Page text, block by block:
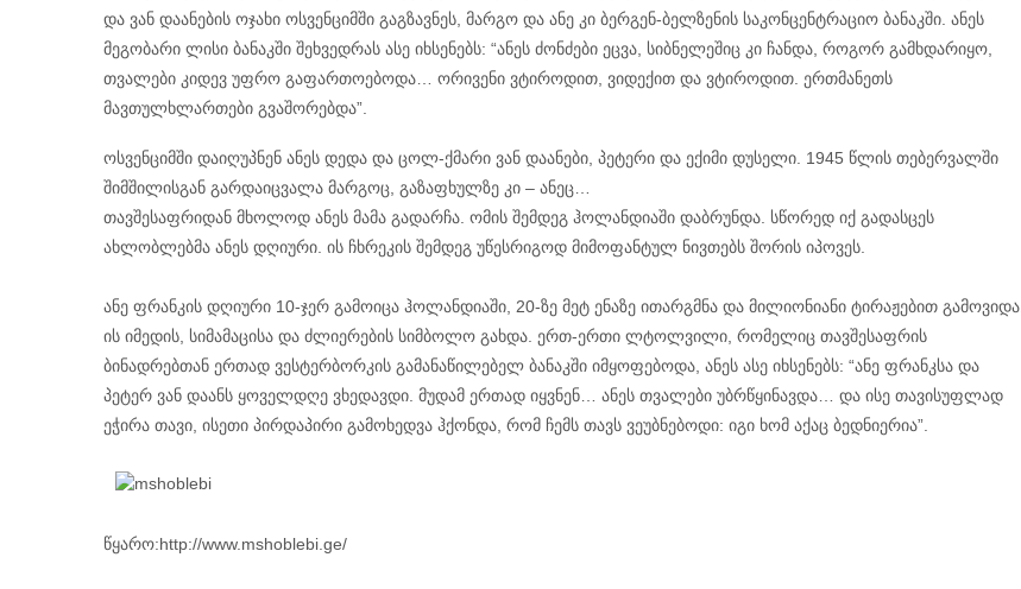
და ვან დაანების ოჯახი ოსვენციმში გაგზავნეს, მარგო და ანე კი ბერგენ-ბელზენის საკონცენტრაციო ბანაკში. ანეს
მეგობარი ლისი ბანაკში შეხვედრას ასე იხსენებს: “ანეს ძონძები ეცვა, სიბნელეშიც კი ჩანდა, როგორ გამხდარიყო,
თვალები კიდევ უფრო გაფართოებოდა… ორივენი ვტიროდით, ვიდექით და ვტიროდით. ერთმანეთს
მავთულხლართები გვაშორებდა”.
ოსვენციმში დაიღუპნენ ანეს დედა და ცოლ-ქმარი ვან დაანები, პეტერი და ექიმი დუსელი. 1945 წლის თებერვალში
შიმშილისგან გარდაიცვალა მარგოც, გაზაფხულზე კი – ანეც…
თავშესაფრიდან მხოლოდ ანეს მამა გადარჩა. ომის შემდეგ ჰოლანდიაში დაბრუნდა. სწორედ იქ გადასცეს
ახლობლებმა ანეს დღიური. ის ჩხრეკის შემდეგ უწესრიგოდ მიმოფანტულ ნივთებს შორის იპოვეს.
ანე ფრანკის დღიური 10-ჯერ გამოიცა ჰოლანდიაში, 20-ზე მეტ ენაზე ითარგმნა და მილიონიანი ტირაჟებით გამოვიდა.
ის იმედის, სიმამაცისა და ძლიერების სიმბოლო გახდა. ერთ-ერთი ლტოლვილი, რომელიც თავშესაფრის
ბინადრებთან ერთად ვესტერბორკის გამანაწილებელ ბანაკში იმყოფებოდა, ანეს ასე იხსენებს: “ანე ფრანკსა და
პეტერ ვან დაანს ყოველდღე ვხედავდი. მუდამ ერთად იყვნენ… ანეს თვალები უბრწყინავდა… და ისე თავისუფლად
ეჭირა თავი, ისეთი პირდაპირი გამოხედვა ჰქონდა, რომ ჩემს თავს ვეუბნებოდი: იგი ხომ აქაც ბედნიერია”.
წყარო:http://www.mshoblebi.ge/